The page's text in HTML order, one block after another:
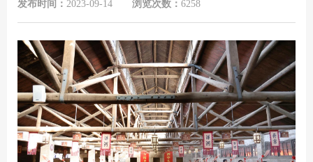
贵酒(金/红)系列
贵酒品系列
贵酒贵阳大曲系列
贵酒黔春酒系列
文创产品
厂区旅游
中标公告
经营者信息
人才理念
社会招聘
校园招聘
发布时间： 2023-09-14 浏览次数： 6258